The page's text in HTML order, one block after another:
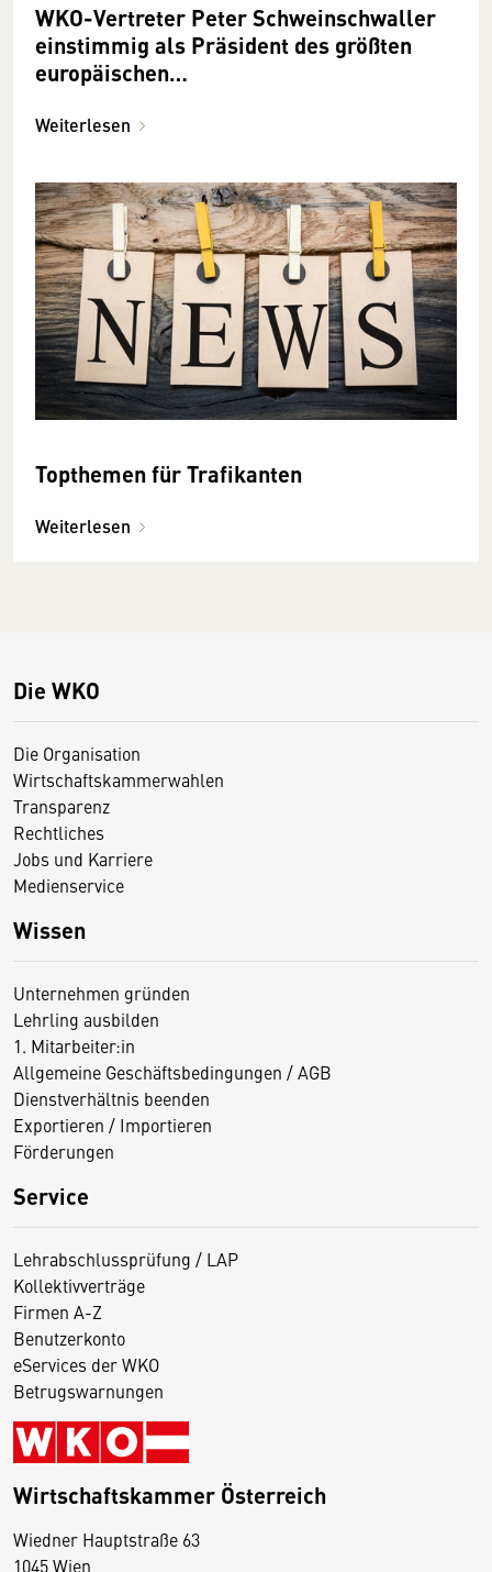
WKO-Vertreter Peter Schweinschwaller
einstimmig als Präsident des größten
europäischen
wiedergewählt
Weiterlesen
Topthemen für Trafikanten
Weiterlesen
Die WKO
Die Organisation
Wirtschaftskammerwahlen
Transparenz
Rechtliches
Jobs und Karriere
Medienservice
Wissen
Unternehmen gründen
Lehrling ausbilden
1. Mitarbeiter:in
Allgemeine Geschäftsbedingungen / AGB
Dienstverhältnis beenden
Exportieren / Importieren
Förderungen
Service
Lehrabschlussprüfung / LAP
Kollektivverträge
Firmen A-Z
Benutzerkonto
eServices der WKO
Betrugswarnungen
Wirtschaftskammer Österreich
Wiedner Hauptstraße 63
1045 Wien
D